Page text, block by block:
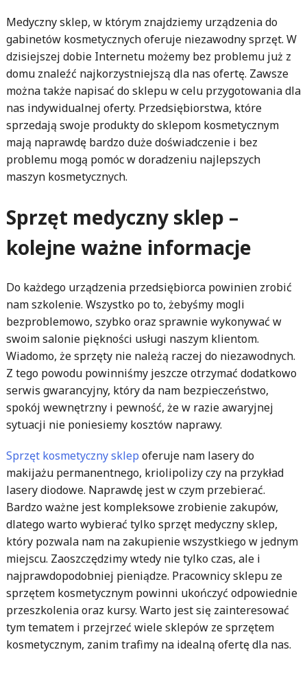
Medyczny sklep, w którym znajdziemy urządzenia do
gabinetów kosmetycznych oferuje niezawodny sprzęt. W
dzisiejszej dobie Internetu możemy bez problemu już z
domu znaleźć najkorzystniejszą dla nas ofertę. Zawsze
można także napisać do sklepu w celu przygotowania dla
nas indywidualnej oferty. Przedsiębiorstwa, które
sprzedają swoje produkty do sklepom kosmetycznym
mają naprawdę bardzo duże doświadczenie i bez
problemu mogą pomóc w doradzeniu najlepszych
maszyn kosmetycznych.
Sprzęt medyczny sklep –
kolejne ważne informacje
Do każdego urządzenia przedsiębiorca powinien zrobić
nam szkolenie. Wszystko po to, żebyśmy mogli
bezproblemowo, szybko oraz sprawnie wykonywać w
swoim salonie piękności usługi naszym klientom.
Wiadomo, że sprzęty nie należą raczej do niezawodnych.
Z tego powodu powinniśmy jeszcze otrzymać dodatkowo
serwis gwarancyjny, który da nam bezpieczeństwo,
spokój wewnętrzny i pewność, że w razie awaryjnej
sytuacji nie poniesiemy kosztów naprawy.
Sprzęt kosmetyczny sklep oferuje nam lasery do
makijażu permanentnego, kriolipolizy czy na przykład
lasery diodowe. Naprawdę jest w czym przebierać.
Bardzo ważne jest kompleksowe zrobienie zakupów,
dlatego warto wybierać tylko sprzęt medyczny sklep,
który pozwala nam na zakupienie wszystkiego w jednym
miejscu. Zaoszczędzimy wtedy nie tylko czas, ale i
najprawdopodobniej pieniądze. Pracownicy sklepu ze
sprzętem kosmetycznym powinni ukończyć odpowiednie
przeszkolenia oraz kursy. Warto jest się zainteresować
tym tematem i przejrzeć wiele sklepów ze sprzętem
kosmetycznym, zanim trafimy na idealną ofertę dla nas.